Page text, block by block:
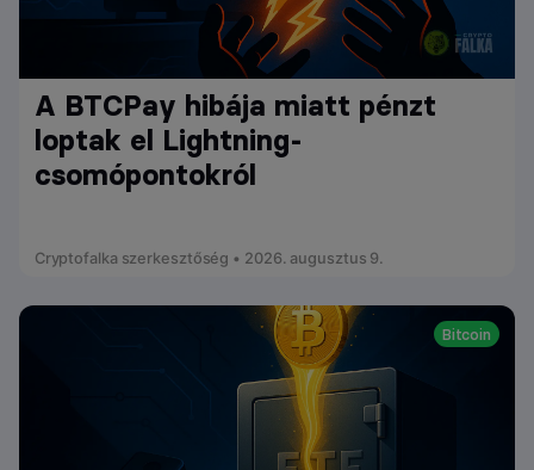
A BTCPay hibája miatt pénzt
loptak el Lightning-
csomópontokról
Cryptofalka szerkesztőség • 2026. augusztus 9.
Bitcoin